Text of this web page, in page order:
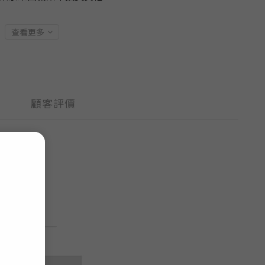
查看更多
顧客評價